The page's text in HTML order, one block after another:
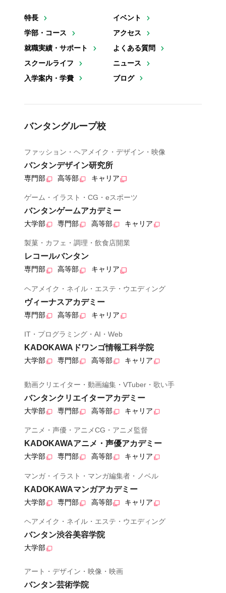
特長
学部・コース
就職実績・サポート
スクールライフ
入学案内・学費
イベント
アクセス
よくある質問
ニュース
ブログ
バンタングループ校
ファッション・ヘアメイク・デザイン・映像
バンタンデザイン研究所
専門部 高等部 キャリア
ゲーム・イラスト・CG・eスポーツ
バンタンゲームアカデミー
大学部 専門部 高等部 キャリア
製菓・カフェ・調理・飲食店開業
レコールバンタン
専門部 高等部 キャリア
ヘアメイク・ネイル・エステ・ウエディング
ヴィーナスアカデミー
専門部 高等部 キャリア
IT・プログラミング・AI・Web
KADOKAWAドワンゴ情報工科学院
大学部 専門部 高等部 キャリア
動画クリエイター・動画編集・VTuber・歌い手
バンタンクリエイターアカデミー
大学部 専門部 高等部 キャリア
アニメ・声優・アニメCG・アニメ監督
KADOKAWAアニメ・声優アカデミー
大学部 専門部 高等部 キャリア
マンガ・イラスト・マンガ編集者・ノベル
KADOKAWAマンガアカデミー
大学部 専門部 高等部 キャリア
ヘアメイク・ネイル・エステ・ウエディング
バンタン渋谷美容学院
大学部
アート・デザイン・映像・映画
バンタン芸術学院